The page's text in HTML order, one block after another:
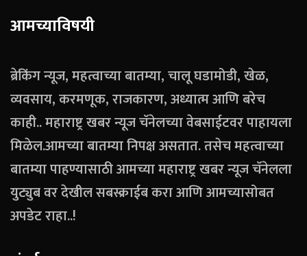
आमच्याविषयी
ब्रेकिंग न्यूज, महत्वाच्या बातम्या, चालू घडामोडी, खेळ,
व्यवसाय, करमणूक, राजकारण, अध्यात्म आणि बरेच
काही.. महाराष्ट्र खबर न्यूज चॅनेलच्या वेबसाईटवर पाहायला
मिळेल.आमच्या बातम्या निपक्ष असतात. तसेच महत्वाच्या
बातम्या पाहण्यासाठी आमच्या महाराष्ट्र खबर न्यूज चॅनेलला
युट्युब वर देखील सबस्क्राईब करा आणि आमच्यासोबत
अपडेट राहा..!